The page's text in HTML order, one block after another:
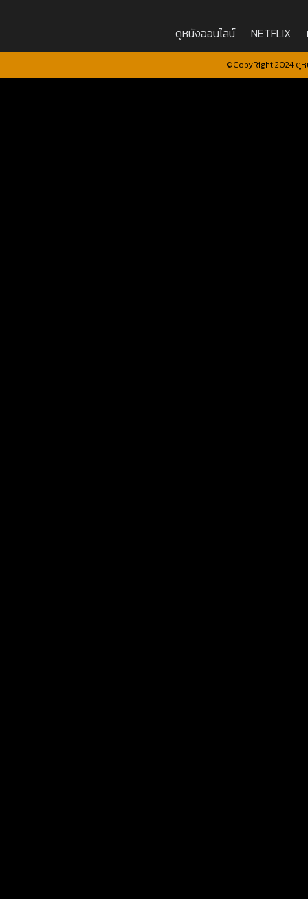
ดูหนังออนไลน์ NETFLIX
©CopyRight 2024 ดู